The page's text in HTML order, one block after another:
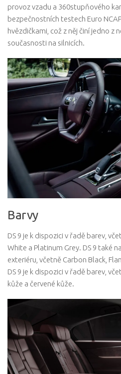
provoz vzadu a 360stupňového
bezpečnostních testech Euro
hvězdičkami, což z něj činí jedno z
současnosti na silnicích.
Barvy
DS 9 je k dispozici v řadě barev,
White a Platinum Grey. DS 9 také
exteriéru, včetně Carbon Black,
DS 9 je k dispozici v řadě barev,
kůže a červené kůže.